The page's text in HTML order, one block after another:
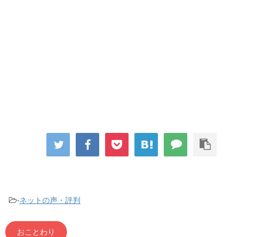
-ネットの声・評判
おことわり